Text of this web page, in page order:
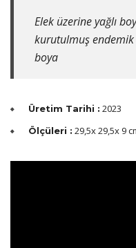
Elek üzerine yağlı
kurutulmuş
boya
Üretim Tarihi : 2023
Ölçüleri : 29,5x 29,5x 9